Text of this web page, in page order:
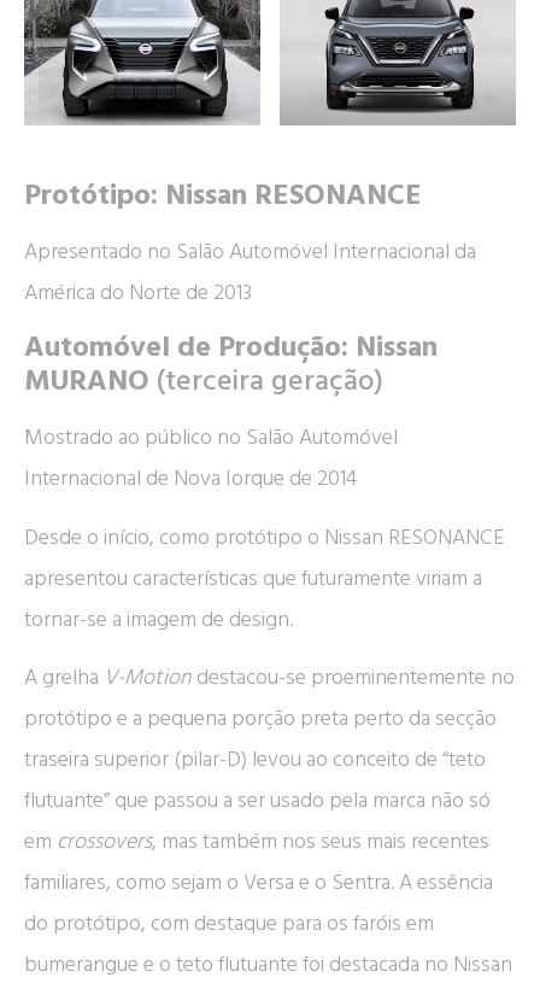
Protótipo: Nissan RESONANCE
Apresentado no Salão Automóvel Internacional da
América do Norte de 2013
Automóvel de Produção: Nissan
MURANO (terceira geração)
Mostrado ao público no Salão Automóvel
Internacional de Nova Iorque de 2014
Desde o início, como protótipo o Nissan RESONANCE
apresentou características que futuramente viriam a
tornar-se a imagem de design.
A grelha V-Motion destacou-se proeminentemente no
protótipo e a pequena porção preta perto da secção
traseira superior (pilar-D) levou ao conceito de “teto
flutuante” que passou a ser usado pela marca não só
em crossovers, mas também nos seus mais recentes
familiares, como sejam o Versa e o Sentra. A essência
do protótipo, com destaque para os faróis em
bumerangue e o teto flutuante foi destacada no Nissan